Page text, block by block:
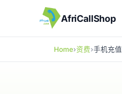
AfriCallShop
Home 资费 手机充值